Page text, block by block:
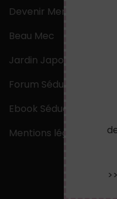
Devenir Mentaliste
Beau Mec
Jardin Japonais Zen
Forum Séduction
Ebook Séduction
Mentions légales
>>